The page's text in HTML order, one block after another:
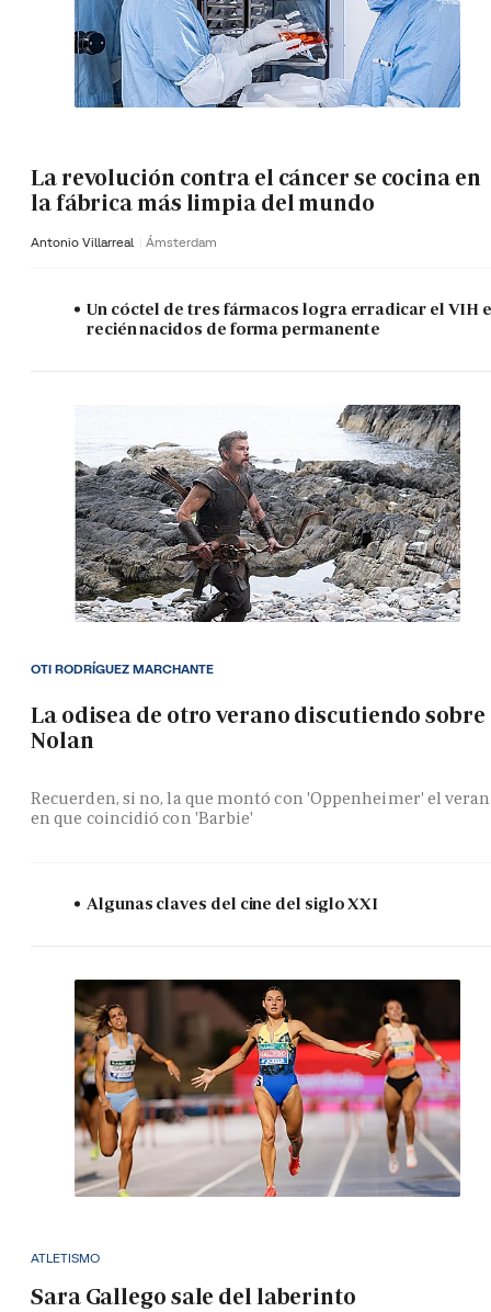
La revolución contra el cáncer se cocina en
la fábrica más limpia del mundo
Antonio Villarreal Ámsterdam
Un cóctel de tres fármacos logra erradicar el VIH
recién nacidos de forma permanente
La odisea de otro verano discutiendo sobre
Nolan
Recuerden, si no, la que montó con 'Oppenheimer' el
en que coincidió con 'Barbie'
OTI RODRÍGUEZ MARCHANTE
Algunas claves del cine del siglo XXI
ATLETISMO
Sara Gallego sale del laberinto